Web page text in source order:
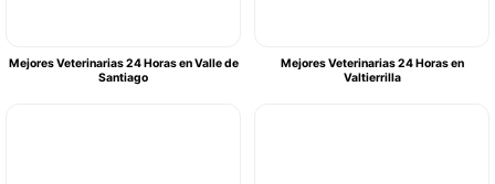
Mejores Veterinarias 24 Horas en Valle de
Santiago
Mejores Veterinarias 24 Horas en
Valtierrilla